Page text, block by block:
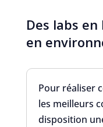
Des labs
en
Pour réaliser
les meilleurs
disposition